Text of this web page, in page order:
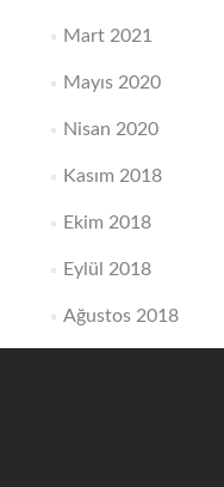
Mart 2021
Mayıs 2020
Nisan 2020
Kasım 2018
Ekim 2018
Eylül 2018
Ağustos 2018